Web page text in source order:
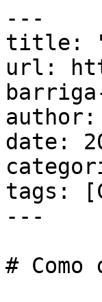
---
title:
url:
date:
tags:
---
#